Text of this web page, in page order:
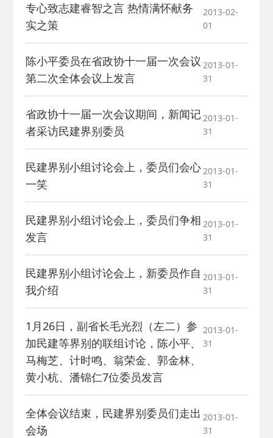
专心致志建睿智之言 热情满怀献务
实之策
2013-02-
01
陈小平委员在省政协十一届一次会议
第二次全体会议上发言
2013-01-
31
省政协十一届一次会议期间，新闻记
者采访民建界别委员
2013-01-
31
民建界别小组讨论会上，委员们会心
一笑
2013-01-
31
民建界别小组讨论会上，委员们争相
发言
2013-01-
31
民建界别小组讨论会上，新委员作自
我介绍
2013-01-
31
1月26日，副省长毛光烈（左二）参
加民建等界别的联组讨论，陈小平、
马梅芝、计时鸣、翁荣金、郭金林、
黄小杭、潘锦仁7位委员发言
2013-01-
31
全体会议结束，民建界别委员们走出
会场
2013-01-
31